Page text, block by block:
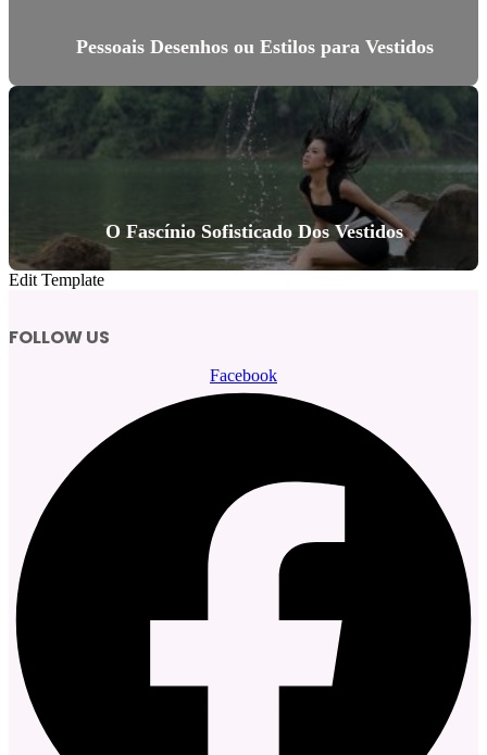
Pessoais Desenhos ou Estilos para Vestidos
O Fascínio Sofisticado Dos Vestidos
Edit Template
FOLLOW US
Facebook